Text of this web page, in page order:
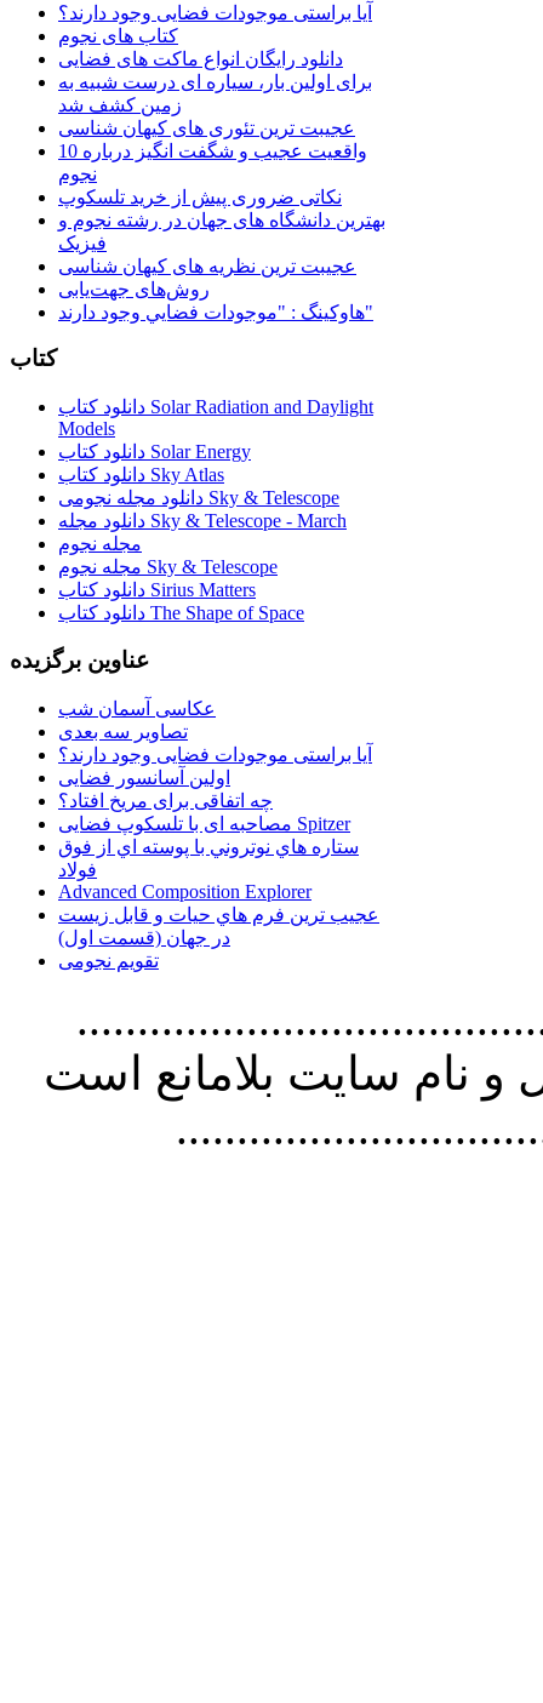
آیا براستی موجودات فضایی وجود دارند؟
کتاب های نجوم
دانلود رایگان انواع ماکت های فضایی
برای اولین بار، سیاره ای درست شبیه به
زمین کشف شد
عجیبت ترین تئوری های کیهان شناسی
10 واقعیت عجیب و شگفت انگیز درباره
نجوم
نکاتی ضروری پیش از خرید تلسکوپ
بهترین دانشگاه های جهان در رشته نجوم و
فیزیک
عجیبت ترین نظریه های کیهان شناسی
روش‌های جهت‌یابی
هاوكينگ : "موجودات فضايي وجود دارند"
کتاب
دانلود کتاب Solar Radiation and Daylight
Models
دانلود کتاب Solar Energy
دانلود کتاب Sky Atlas
دانلود مجله نجومی Sky & Telescope
دانلود مجله Sky & Telescope - March
مجله نجوم
مجله نجوم Sky & Telescope
دانلود کتاب Sirius Matters
دانلود کتاب The Shape of Space
عناوین برگزیده
عکاسی آسمان شب
تصاویر سه بعدی
آیا براستی موجودات فضایی وجود دارند؟
اولین آسانسور فضایی
چه اتفاقی برای مریخ افتاد؟
مصاحبه ای با تلسکوپ فضایی Spitzer
ستاره هاي نوتروني با پوسته اي از فوق
فولاد
Advanced Composition Explorer
عجیب ترین فرم هاي حيات و قابل زيست
در جهان (قسمت اول)
تقویم نجومی
استفاده از
نام سايت بلامانع است